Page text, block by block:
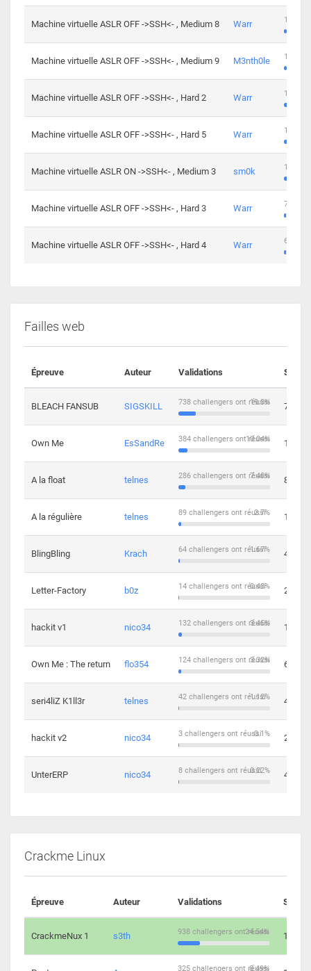
Machine virtuelle ASLR OFF ->SSH<- , Medium 8 Warr 112
Machine virtuelle ASLR OFF ->SSH<- , Medium 9 M3nth0le 100
Machine virtuelle ASLR OFF ->SSH<- , Hard 2 Warr 176
Machine virtuelle ASLR OFF ->SSH<- , Hard 5 Warr 115
Machine virtuelle ASLR ON ->SSH<- , Medium 3 sm0k 115
Machine virtuelle ASLR OFF ->SSH<- , Hard 3 Warr 76
Machine virtuelle ASLR OFF ->SSH<- , Hard 4 Warr 63
Failles web
Épreuve Auteur Validations
BLEACH FANSUB SIGSKILL 19.3%
738 challengers ont réussi 7
Own Me EsSandRe 10.04%
384 challengers ont réussi 13
A la float telnes 7.48%
286 challengers ont réussi 8
A la régulière telnes 2.7%
89 challengers ont réussi 10
BlingBling Krach 1.67%
64 challengers ont réussi 4
Letter-Factory b0z 0.43%
14 challengers ont réussi 2
hackit v1 nico34 3.45%
132 challengers ont réussi 12
Own Me : The return flo354 3.32%
124 challengers ont réussi 6
seri4liZ K1ll3r telnes 1.12%
42 challengers ont réussi 4
hackit v2 nico34 0.1%
3 challengers ont réussi 2
UnterERP nico34 0.22%
8 challengers ont réussi 4
Crackme Linux
Épreuve Auteur Validations
CrackmeNux 1 s3th 24.54%
938 challengers ont réussi 14
8.49%
325 challengers ont réussi